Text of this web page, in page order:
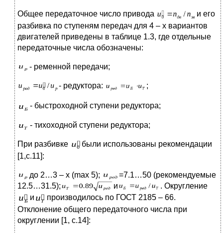
Общее передаточное число привода
и его
разбивка по ступеням передач для 4 – х вариантов
двигателей приведены в таблице 1.3, где отдельные
передаточные числа обозначены:
- ременной передачи;
- редуктора: ;
- быстроходной ступени редуктора;
- тихоходной ступени редуктора;
При разбивке
были использованы рекомендации
[1,c.11]:
до 2…3 – х (max 5);
=7.1…50 (рекомендуемые
12.5…31.5);
и
. Округление
и
производилось по ГОСТ 2185 – 66.
Отклонение общего передаточного числа при
округлении [1, с.14]: